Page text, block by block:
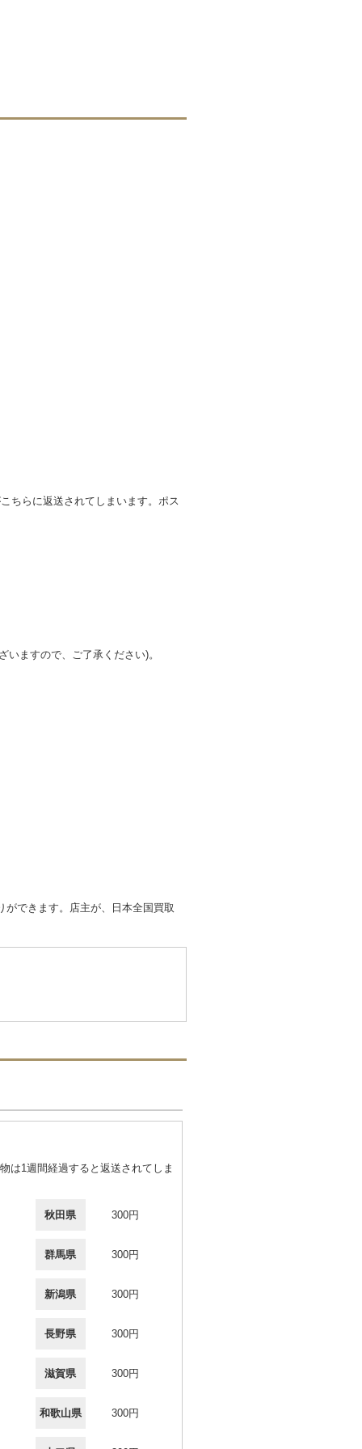
ちらに返送されてしまいます。ポス
ますので、ご了承ください)。
できます。店主が、日本全国買取
は1週間経過すると返送されてしま
秋田県 300円
群馬県 300円
新潟県 300円
長野県 300円
滋賀県 300円
和歌山県 300円